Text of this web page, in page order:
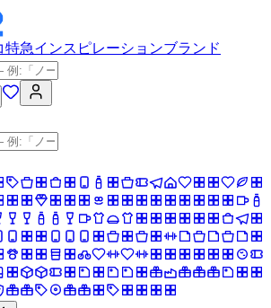
特急インスピレーションブランド